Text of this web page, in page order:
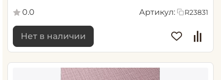
0.0
Артикул: R23831
Нет в наличии